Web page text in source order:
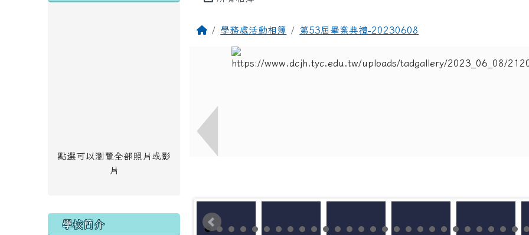
點選可以瀏覽全部照片或影
片
學校簡介
回首頁學務處活動相簿 第53屆畢業典禮-20230608